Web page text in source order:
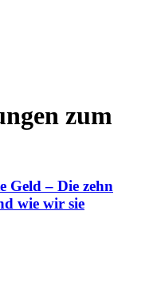
zum
Geld – Die zehn
wie wir sie